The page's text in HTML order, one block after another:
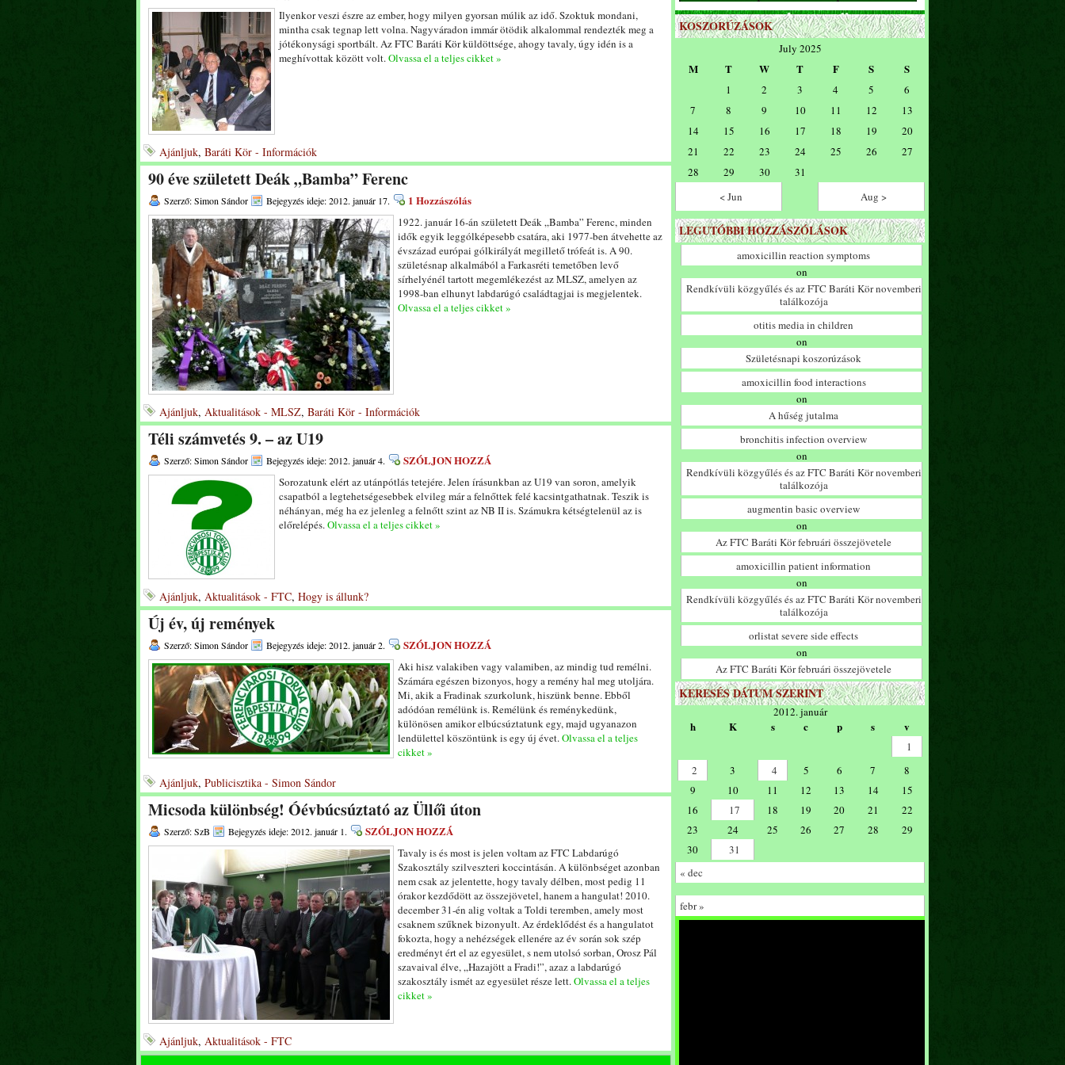
Ilyenkor veszi észre az ember, hogy milyen gyorsan múlik az idő. Szoktuk mondani,
mintha csak tegnap lett volna. Nagyváradon immár ötödik alkalommal rendezték meg a
jótékonysági sportbált. Az FTC Baráti Kör küldöttsége, ahogy tavaly, úgy idén is a
meghívottak között volt.Olvassa el a teljes cikket »
Ajánljuk, Baráti Kör - Információk
90 éve született Deák „Bamba” Ferenc
Szerző: Simon Sándor Bejegyzés ideje: 2012. január 17. 1 Hozzászólás
1922. január 16-án született Deák „Bamba” Ferenc, minden
idők egyik leggólképesebb csatára, aki 1977-ben átvehette az
évszázad európai gólkirályát megillető trófeát is. A 90.
születésnap alkalmából a Farkasréti temetőben levő
sírhelyénél tartott megemlékezést az MLSZ, amelyen az
1998-ban elhunyt labdarúgó családtagjai is megjelentek.
Olvassa el a teljes cikket »
Ajánljuk, Aktualitások - MLSZ, Baráti Kör - Információk
Téli számvetés 9. – az U19
Szerző: Simon Sándor Bejegyzés ideje: 2012. január 4. SZÓLJON HOZZÁ
Sorozatunk elért az utánpótlás tetejére. Jelen írásunkban az U19 van soron, amelyik
csapatból a legtehetségesebbek elvileg már a felnőttek felé kacsintgathatnak. Teszik is
néhányan, még ha ez jelenleg a felnőtt szint az NB II is. Számukra kétségtelenül az is
előrelépés.Olvassa el a teljes cikket »
Ajánljuk, Aktualitások - FTC, Hogy is állunk?
Új év, új remények
Szerző: Simon Sándor Bejegyzés ideje: 2012. január 2. SZÓLJON HOZZÁ
Aki hisz valakiben vagy valamiben, az mindig tud remélni.
Számára egészen bizonyos, hogy a remény hal meg utoljára.
Mi, akik a Fradinak szurkolunk, hiszünk benne. Ebből
adódóan remélünk is. Remélünk és reménykedünk,
különösen amikor elbúcsúztatunk egy, majd ugyanazon
lendülettel köszöntünk is egy új évet.Olvassa el a teljes
cikket »
Ajánljuk, Publicisztika - Simon Sándor
Micsoda különbség! Óévbúcsúztató az Üllői úton
Szerző: SzB Bejegyzés ideje: 2012. január 1. SZÓLJON HOZZÁ
Tavaly is és most is jelen voltam az FTC Labdarúgó
Szakosztály szilveszteri koccintásán. A különbséget azonban
nem csak az jelentette, hogy tavaly délben, most pedig 11
órakor kezdődött az összejövetel, hanem a hangulat! 2010.
december 31-én alig voltak a Toldi teremben, amely most
csaknem szűknek bizonyult. Az érdeklődést és a hangulatot
fokozta, hogy a nehézségek ellenére az év során sok szép
eredményt ért el az egyesület, s nem utolsó sorban, Orosz Pál
szavaival élve, „Hazajött a Fradi!”, azaz a labdarúgó
szakosztály ismét az egyesület része lett.Olvassa el a teljes
cikket »
Ajánljuk, Aktualitások - FTC
KOSZORÚZÁSOK
July 2025
M T W T F S S
1 2 3 4 5
6
7
8 9 10 11 12
13
14
15 16 17 18 19
20
21
22 23 24 25 26
27
28
29 30
31
< Jun
Aug >
LEGUTÓBBI HOZZÁSZÓLÁSOK
amoxicillin reaction symptoms
on
Rendkívüli közgyűlés és az FTC Baráti Kör novemberi
találkozója
otitis media in children
on
Születésnapi koszorúzások
amoxicillin food interactions
on
A hűség jutalma
bronchitis infection overview
on
Rendkívüli közgyűlés és az FTC Baráti Kör novemberi
találkozója
augmentin basic overview
on
Az FTC Baráti Kör februári összejövetele
amoxicillin patient information
on
Rendkívüli közgyűlés és az FTC Baráti Kör novemberi
találkozója
orlistat severe side effects
on
Az FTC Baráti Kör februári összejövetele
KERESÉS DÁTUM SZERINT
2012. január
h K s c p s v
1
2
3 4 5 6 7
8
9
10 11 12 13 14
15
16
17 18 19 20 21
22
23
24 25 26 27 28
29
30
31
« dec
febr »